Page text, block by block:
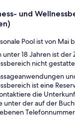
und
Pool ist von
unter 18 Jahren ist der
nicht
ist eine
die
unter der auf der